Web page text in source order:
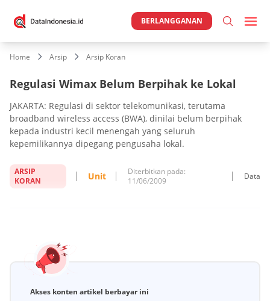
BERLANGGANAN
Home Arsip Arsip Koran
Regulasi Wimax Belum Berpihak ke Lokal
JAKARTA: Regulasi di sektor telekomunikasi, terutama
broadband wireless access (BWA), dinilai belum berpihak
kepada industri kecil menengah yang seluruh
kepemilikannya dipegang pengusaha lokal.
ARSIP
KORAN
Unit
Diterbitkan pada:
11/06/2009
Data
Akses konten artikel berbayar ini